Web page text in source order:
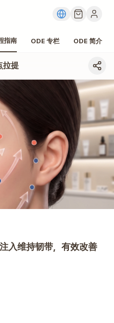
指南 ODE 专栏 ODE 简介
拉提
入维持韧带，有效改善